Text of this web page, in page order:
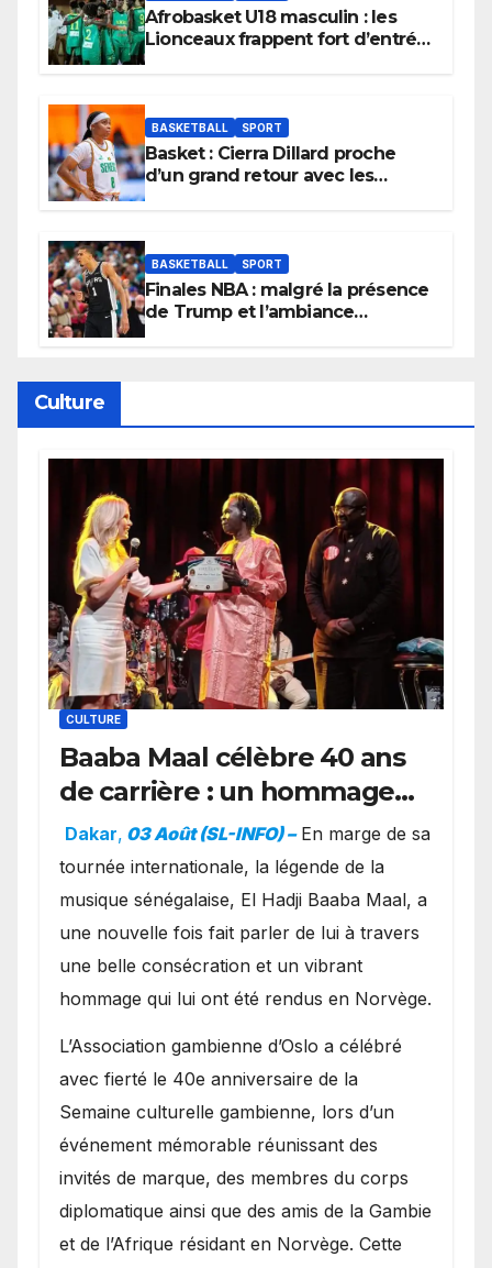
Afrobasket U18 masculin : les
Lionceaux frappent fort d’entrée
BASKETBALL SPORT
Basket : Cierra Dillard proche
d’un grand retour avec les
BASKETBALL SPORT
Finales NBA : malgré la présence
de Trump et l’ambiance
Culture
CULTURE
Baaba Maal célèbre 40 ans
de carrière : un hommage
exceptionnel à Oslo en
présence de la famille
royale.
Dakar, 03 Août (SL-INFO) – ​En marge de sa
tournée internationale, la légende de la
musique sénégalaise, El Hadji Baaba Maal, a
une nouvelle fois fait parler de lui à travers
une belle consécration et un vibrant
hommage qui lui ont été rendus en Norvège.
​L’Association gambienne d’Oslo a célébré
avec fierté le 40e anniversaire de la
Semaine culturelle gambienne, lors d’un
événement mémorable réunissant des
invités de marque, des membres du corps
diplomatique ainsi que des amis de la Gambie
et de l’Afrique résidant en Norvège. Cette